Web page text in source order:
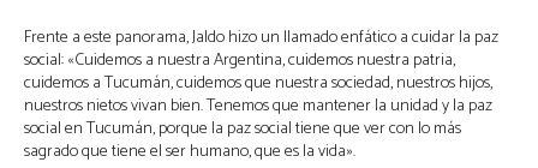
Frente a este panorama, Jaldo hizo un llamado enfático a cuidar la paz
social: «Cuidemos a nuestra Argentina, cuidemos nuestra patria,
cuidemos a Tucumán, cuidemos que nuestra sociedad, nuestros hijos,
nuestros nietos vivan bien. Tenemos que mantener la unidad y la paz
social en Tucumán, porque la paz social tiene que ver con lo más
sagrado que tiene el ser humano, que es la vida».